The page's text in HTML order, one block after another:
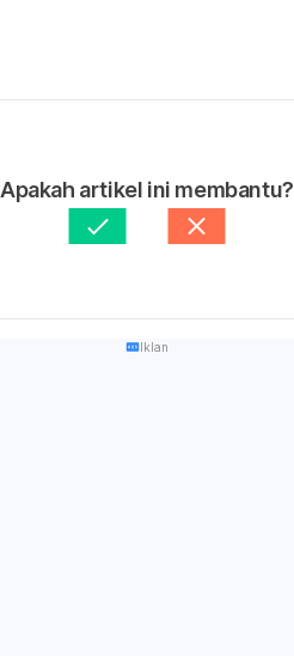
Apakah artikel ini membantu?
Iklan